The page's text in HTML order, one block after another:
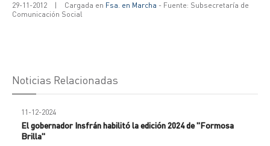
29-11-2012 | Cargada en Fsa. en Marcha - Fuente: Subsecretaría de
Comunicación Social
Noticias Relacionadas
11-12-2024
El gobernador Insfrán habilitó la edición 2024 de "Formosa
Brilla"